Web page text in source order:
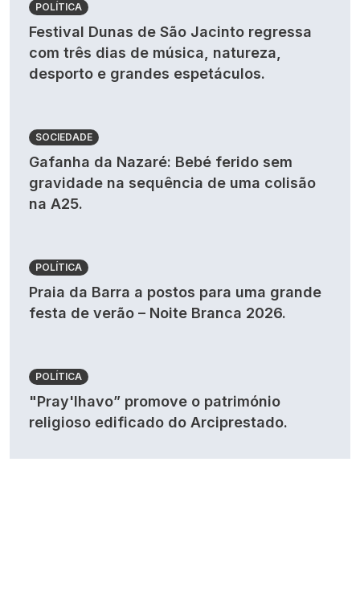
POLÍTICA
Festival Dunas de São Jacinto regressa
com três dias de música, natureza,
desporto e grandes espetáculos.
SOCIEDADE
Gafanha da Nazaré: Bebé ferido sem
gravidade na sequência de uma colisão
na A25.
POLÍTICA
Praia da Barra a postos para uma grande
festa de verão – Noite Branca 2026.
POLÍTICA
"Pray'lhavo” promove o património
religioso edificado do Arciprestado.